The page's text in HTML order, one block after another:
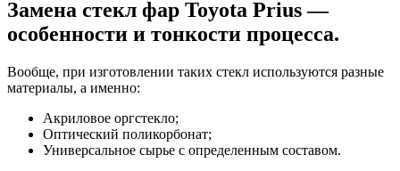
Замена стекл фар Toyota Prius —
особенности и тонкости процесса.
Вообще, при изготовлении таких стекл используются разные
материалы, а именно:
Акриловое оргстекло;
Оптический поликорбонат;
Универсальное сырье с определенным составом.